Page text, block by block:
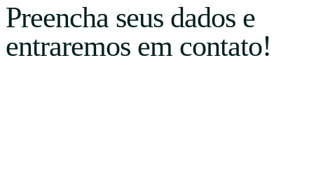
Preencha seus dados e
entraremos em contato!